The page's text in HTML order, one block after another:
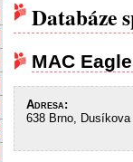
Databáze
MAC
Adresa:
638 Brno, Dusíkova